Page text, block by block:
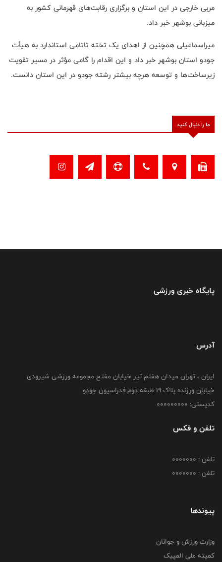
مربی خارجی در این استان و برگزاری رقابت‌های قهرمانی کشور به
میزبانی بوشهر خبر داد.
میراسماعیلی همچنین از اهدای یک تخته تاتامی استاندارد به هیأت
جودو استان بوشهر خبر داد و این اقدام را گامی مؤثر در مسیر تقویت
زیرساخت‌ها و توسعه هرچه بیشتر رشته جودو در این استان دانست.
ما را دنبال کنید
پایگاه خبری ورزشی
آدرس
ایران ، تهران میدان هفتم تیر خیابان مفتح مجموعه ورزشی شیرودی
خیابان ورزنده پلاک ۱۹ طبقه دوم فدراسیون جودو
کدپستی: 000000000
تلفن و فکس
تلفن : 0000000
تلفن : 0000000
پیوندها
وزارت ورزش و جوانان
کمیته ملی المپیک